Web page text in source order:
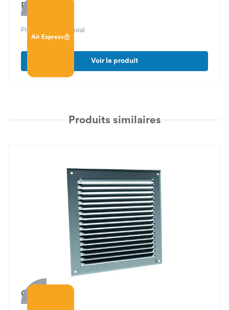
Air Express
PFU 20
Plénum piquage axial
Voir le produit
Produits similaires
GAV 65